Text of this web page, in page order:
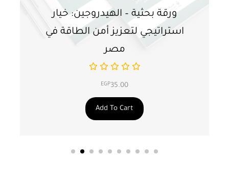
ورقة بحثية – الهيدروجين: خيار
استراتيجي لتعزيز أمن الطاقة في
مصر
EGP35.00
Add To Cart